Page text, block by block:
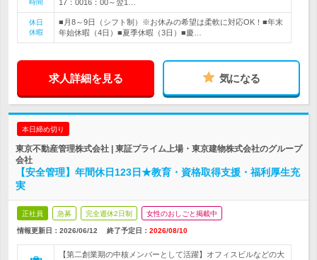
時間
17：0016：00～翌1…
休日
休暇
■月8～9日（シフト制）※お休みの希望は柔軟に対応OK！■年末
年始休暇（4日）■夏季休暇（3日）■慶…
求人詳細を見る 気になる
本日締め切り
東京不動産管理株式会社 | 東証プライム上場・東京建物株式会社のグループ
会社
【安全管理】年間休日123日★教育・資格取得支援・福利厚生充
実
正社員 急募 完全週休2日制 女性のおしごと掲載中
情報更新日：2026/06/12 終了予定日： 2026/08/10
【第二創業期の中核メンバーとして活躍】オフィスビルなどの大